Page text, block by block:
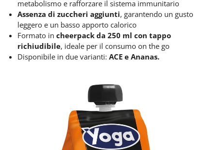
metabolismo e rafforzare il sistema immunitario
Assenza di zuccheri aggiunti, garantendo un gusto
leggero e un basso apporto calorico
Formato in cheerpack da 250 ml con tappo
richiudibile, ideale per il consumo on the go
Disponibile in due varianti: ACE e Ananas.